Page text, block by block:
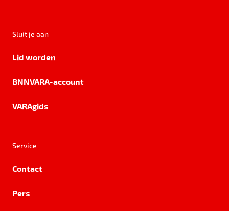
Sluit je aan
Lid worden
BNNVARA-account
VARAgids
Service
Contact
Pers